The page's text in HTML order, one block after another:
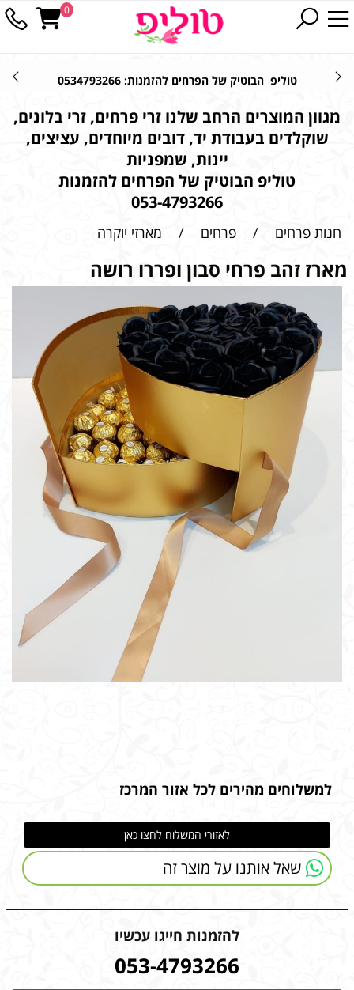
טוליפ הבוטיק של הפרחים להזמנות: 0534793266
0
מגוון המוצרים הרחב שלנו זרי פרחים, זרי בלונים,
שוקלדים בעבודת יד, דובים מיוחדים, עציצים,
יינות, שמפניות
טוליפ הבוטיק של הפרחים להזמנות
053-4793266
חנות פרחים / פרחים / מארזי יוקרה
מארז זהב פרחי סבון ופררו רושה
למשלוחים מהירים לכל אזור המרכז
לאזורי המשלוח לחצו כאן
שאל אותנו על מוצר זה
להזמנות חייגו עכשיו
053-4793266